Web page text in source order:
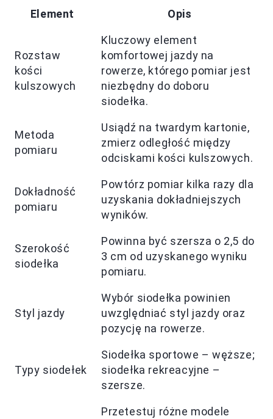
Element Opis
Rozstaw
kości
kulszowych
Kluczowy element
komfortowej jazdy na
rowerze, którego pomiar jest
niezbędny do doboru
siodełka.
Metoda
pomiaru
Usiądź na twardym kartonie,
zmierz odległość między
odciskami kości kulszowych.
Dokładność
pomiaru
Powtórz pomiar kilka razy dla
uzyskania dokładniejszych
wyników.
Szerokość
siodełka
Powinna być szersza o 2,5 do
3 cm od uzyskanego wyniku
pomiaru.
Styl jazdy
Wybór siodełka powinien
uwzględniać styl jazdy oraz
pozycję na rowerze.
Typy siodełek
Siodełka sportowe – węższe;
siodełka rekreacyjne –
szersze.
Przetestuj różne modele